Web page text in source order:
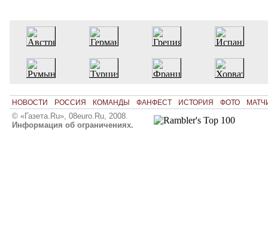
НОВОСТИ РОССИЯ КОМАНДЫ ФАНФЕСТ ИСТОРИЯ ФОТО
© «Газета.Ru», 08euro.Ru, 2008.
Информация об ограничениях.